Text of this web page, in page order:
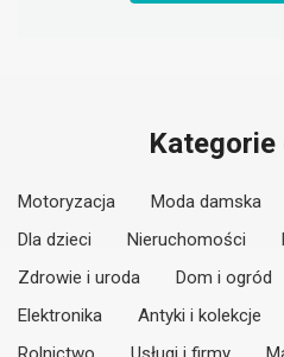
Kategorie
Motoryzacja Moda damska
Dla dzieci
Nieruchomości
Zdrowie i uroda
Dom i ogród
Elektronika
Antyki i kolekcje